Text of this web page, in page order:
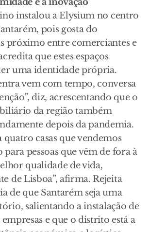
instalou a Elysium no centro
pois gosta do
próximo entre comerciantes e
que estes espaços
uma identidade própria.
vem com tempo, conversa
diz, acrescentando que o
da região também
depois da pandemia.
quatro casas que vendemos
para pessoas que vêm de fora à
qualidade de vida,
de Lisboa”, afirma. Rejeita
de que Santarém seja uma
salientando a instalação de
empresas e que o distrito está a